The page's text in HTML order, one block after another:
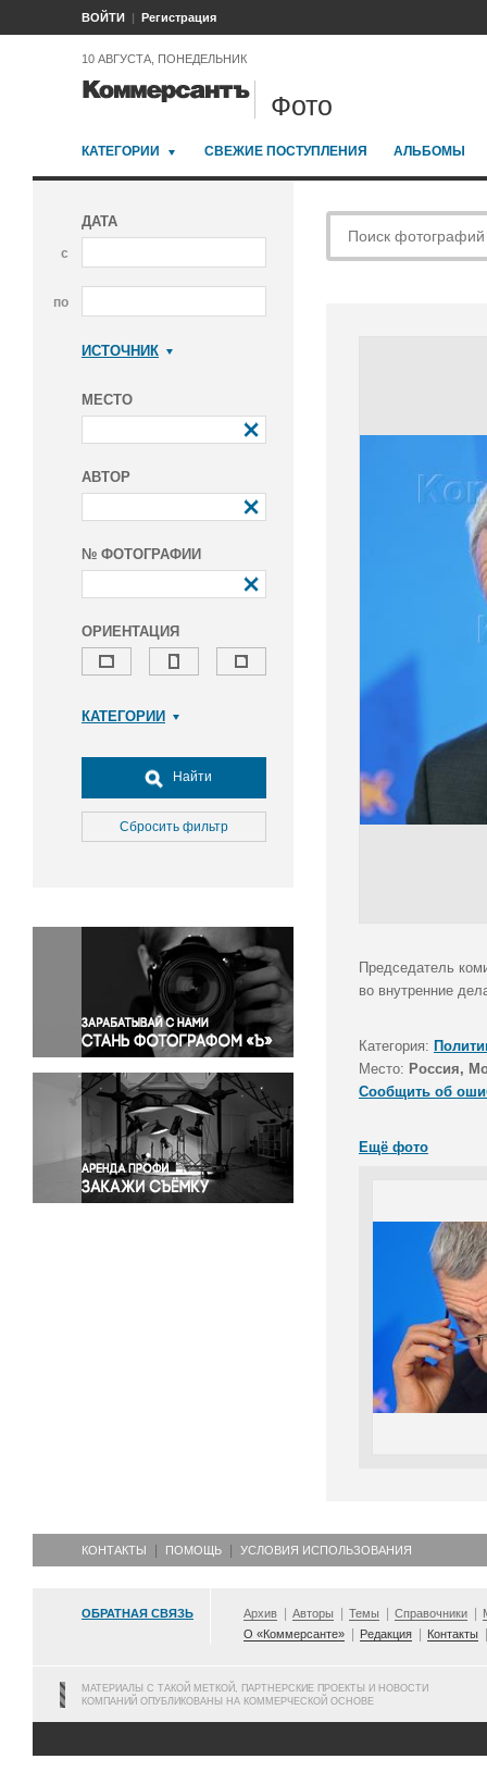
ВОЙТИ Регистрация
10 АВГУСТА, ПОНЕДЕЛЬНИК
Фото
КАТЕГОРИИ СВЕЖИЕ ПОСТУПЛЕНИЯ АЛЬБОМЫ
ДАТА
с
по
ИСТОЧНИК
МЕСТО
АВТОР
№ ФОТОГРАФИИ
ОРИЕНТАЦИЯ
КАТЕГОРИИ
Досуг, туризм и отдых
Культура
Медицина
Окружающая среда
Политика
Правосудие
Происшествия и конфликты
Религия
Светская жизнь
Спорт
Экология
Экономика и бизнес
Найти
Сбросить фильтр
Председатель
во внутренние
Категория:
Место: Россия,
Сообщить об
Ещё фото
КОНТАКТЫ ПОМОЩЬ УСЛОВИЯ ИСПОЛЬЗОВАНИЯ
ОБРАТНАЯ СВЯЗЬ Архив Авторы Темы Справочники
О «Коммерсанте»
Редакция Контакты
МАТЕРИАЛЫ С ТАКОЙ МЕТКОЙ, ПАРТНЕРСКИЕ ПРОЕКТЫ И НОВОСТИ
КОМПАНИЙ ОПУБЛИКОВАНЫ НА КОММЕРЧЕСКОЙ ОСНОВЕ